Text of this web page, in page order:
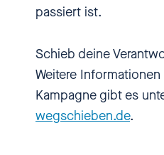
passiert ist.
Schieb deine
Weitere
Kampagne gibt es
wegschieben.de.